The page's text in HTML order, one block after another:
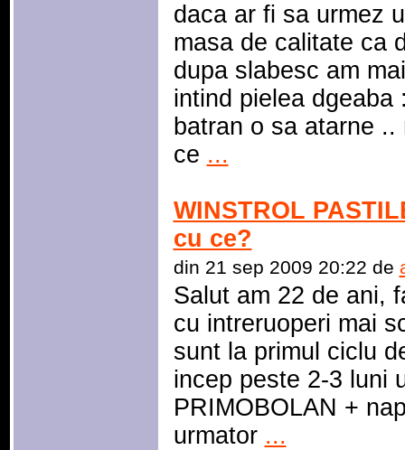
daca ar fi sa urmez
masa de calitate ca
dupa slabesc am
intind pielea dgeaba
batran o sa atarne
ce ...
WINSTROL
cu ce?
din 21 sep 2009 20:22 de
Salut am 22 de ani,
cu intreruoperi mai
sunt la primul ciclu
incep peste 2-3 luni
PRIMOBOLAN +
urmator ...